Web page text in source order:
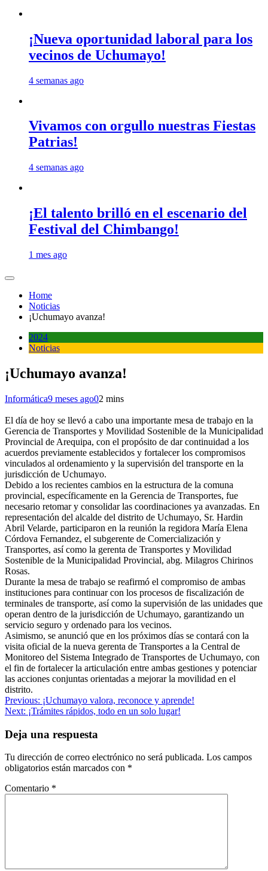
¡Nueva oportunidad laboral para los
vecinos de Uchumayo!
4 semanas ago
Vivamos con orgullo nuestras Fiestas
Patrias!
4 semanas ago
¡El talento brilló en el escenario del
Festival del Chimbango!
1 mes ago
Home
Noticias
¡Uchumayo avanza!
2024
Noticias
¡Uchumayo avanza!
Informática9 meses ago02 mins
El día de hoy se llevó a cabo una importante mesa de trabajo en la
Gerencia de Transportes y Movilidad Sostenible de la Municipalidad
Provincial de Arequipa, con el propósito de dar continuidad a los
acuerdos previamente establecidos y fortalecer los compromisos
vinculados al ordenamiento y la supervisión del transporte en la
jurisdicción de Uchumayo.
Debido a los recientes cambios en la estructura de la comuna
provincial, específicamente en la Gerencia de Transportes, fue
necesario retomar y consolidar las coordinaciones ya avanzadas. En
representación del alcalde del distrito de Uchumayo, Sr. Hardin
Abril Velarde, participaron en la reunión la regidora María Elena
Córdova Fernandez, el subgerente de Comercialización y
Transportes, así como la gerenta de Transportes y Movilidad
Sostenible de la Municipalidad Provincial, abg. Milagros Chirinos
Rosas.
Durante la mesa de trabajo se reafirmó el compromiso de ambas
instituciones para continuar con los procesos de fiscalización de
terminales de transporte, así como la supervisión de las unidades que
operan dentro de la jurisdicción de Uchumayo, garantizando un
servicio seguro y ordenado para los vecinos.
Asimismo, se anunció que en los próximos días se contará con la
visita oficial de la nueva gerenta de Transportes a la Central de
Monitoreo del Sistema Integrado de Transportes de Uchumayo, con
el fin de fortalecer la articulación entre ambas gestiones y potenciar
las acciones conjuntas orientadas a mejorar la movilidad en el
distrito.
Navegación
de
entradas
Previous: ¡Uchumayo valora, reconoce y aprende!
Next: ¡Trámites rápidos, todo en un solo lugar!
Deja una respuesta
Tu dirección de correo electrónico no será publicada. Los campos
obligatorios están marcados con *
Comentario *